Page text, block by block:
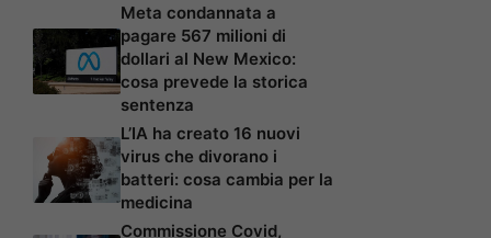
Meta condannata a
pagare 567 milioni di
dollari al New Mexico:
cosa prevede la storica
sentenza
L’IA ha creato 16 nuovi
virus che divorano i
batteri: cosa cambia per la
medicina
Commissione Covid,